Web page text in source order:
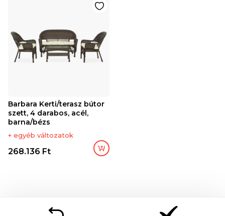
Barbara Kerti/terasz bútor
szett, 4 darabos, acél,
barna/bézs
+ egyéb változatok
268.136 Ft